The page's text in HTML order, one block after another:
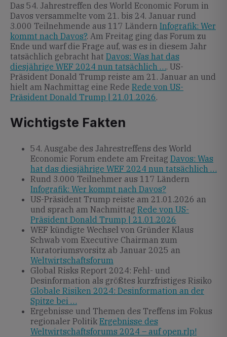
Das 54. Jahrestreffen des World Economic Forum in
Davos versammelte vom 21. bis 24. Januar rund
3.000 Teilnehmende aus 117 Ländern Infografik: Wer
kommt nach Davos?. Am Freitag ging das Forum zu
Ende und warf die Frage auf, was es in diesem Jahr
tatsächlich gebracht hat Davos: Was hat das
diesjährige WEF 2024 nun tatsächlich …. US-
Präsident Donald Trump reiste am 21. Januar an und
hielt am Nachmittag eine Rede Rede von US-
Präsident Donald Trump | 21.01.2026.
Wichtigste Fakten
54. Ausgabe des Jahrestreffens des World
Economic Forum endete am Freitag Davos: Was
hat das diesjährige WEF 2024 nun tatsächlich …
Rund 3.000 Teilnehmer aus 117 Ländern
Infografik: Wer kommt nach Davos?
US-Präsident Trump reiste am 21.01.2026 an
und sprach am Nachmittag Rede von US-
Präsident Donald Trump | 21.01.2026
WEF kündigte Wechsel von Gründer Klaus
Schwab vom Executive Chairman zum
Kuratoriumsvorsitz ab Januar 2025 an
Weltwirtschaftsforum
Global Risks Report 2024: Fehl- und
Desinformation als größtes kurzfristiges Risiko
Globale Risiken 2024: Desinformation an der
Spitze bei …
Ergebnisse und Themen des Treffens im Fokus
regionaler Politik Ergebnisse des
Weltwirtschaftsforums 2024 – auf open.rlp!